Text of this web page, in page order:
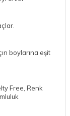
boylarına eşit
Free, Renk